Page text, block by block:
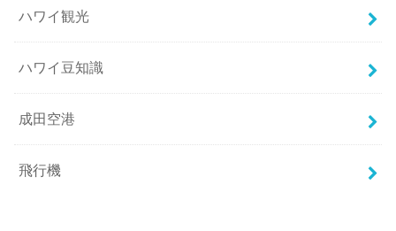
ハワイ観光
ハワイ豆知識
成田空港
飛行機